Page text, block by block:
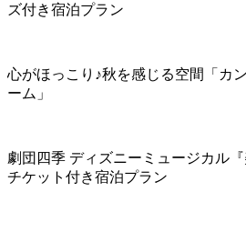
ズ付き宿泊プラン
心がほっこり♪秋を感じる空間「カ
ーム」
劇団四季 ディズニーミュージカル
チケット付き宿泊プラン